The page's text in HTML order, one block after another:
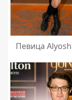
Певица